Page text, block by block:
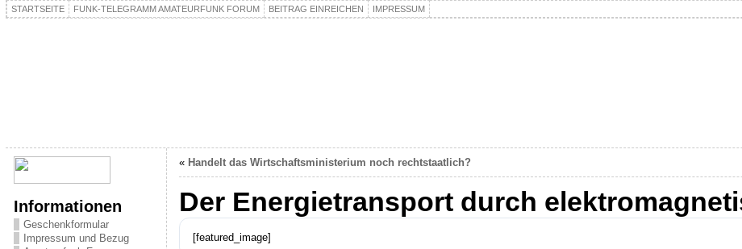
STARTSEITE FUNK-TELEGRAMM AMATEURFUNK FORUM BEITRAG EINREICHEN IMPRESSUM
Informationen
Geschenkformular
Impressum und Bezug
« Handelt das Wirtschaftsministerium noch rechtstaatlich?
Der Energietransport durch
[featured_image]